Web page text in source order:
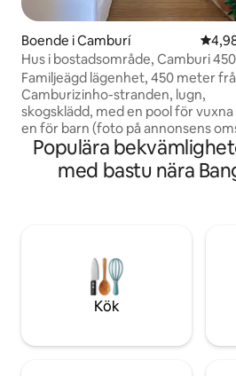
Boende i Camburí 4,98
Hus i bostadsområde, Camburi 450
meter från stranden
Familjeägd lägenhet, 450 meter
Camburizinho-stranden, lugn,
skogsklädd, med en pool för vuxna
en för barn (foto på annonsens
bubbelpool, bastu och spelrum,
övervakas dygnet runt av
övervakningskameror. Mysigt hus, tre
sitt utomhusutrymme med
hängmatta, grill, köksbänk och
som man kan njuta av tillsammans
familj och vänner.
Populära
med bastu nära
Kök